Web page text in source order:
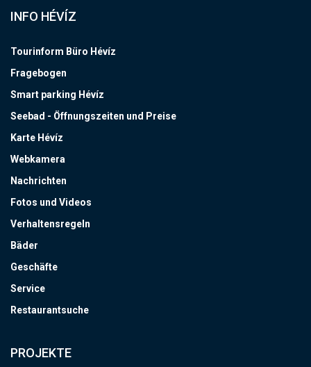
INFO HÉVÍZ
Tourinform Büro Hévíz
Fragebogen
Smart parking Hévíz
Seebad - Öffnungszeiten und Preise
Karte Hévíz
Webkamera
Nachrichten
Fotos und Videos
Verhaltensregeln
Bäder
Geschäfte
Service
Restaurantsuche
PROJEKTE